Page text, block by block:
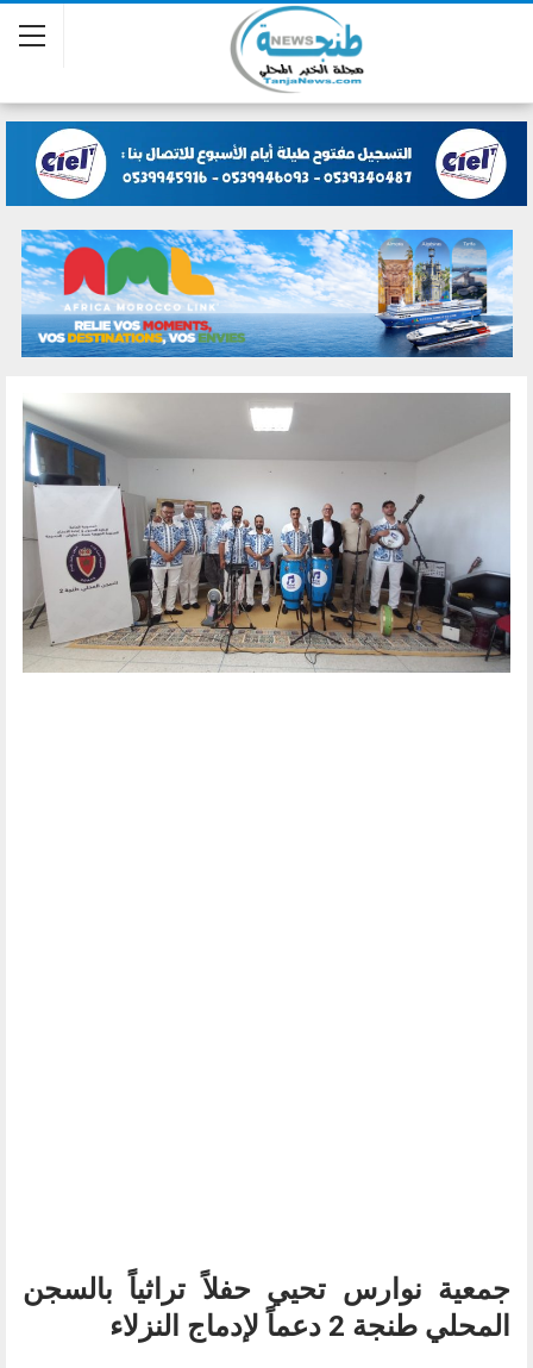
جمعية نوارس تحيي حفلاً تراثياً بالسجن
المحلي طنجة 2 دعماً لإدماج النزلاء